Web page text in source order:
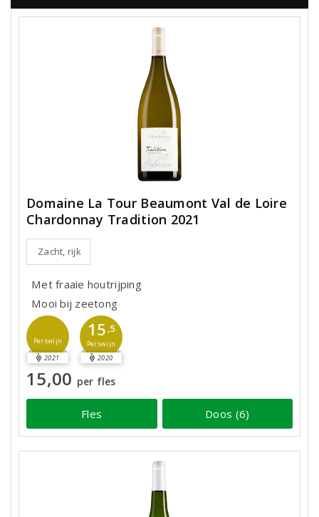
Domaine La Tour Beaumont Val de Loire
Chardonnay Tradition 2021
Zacht, rijk
Met fraaie houtrijping
Mooi bij zeetong
Perswijn
2021
15 ,5
Perswijn
2020
15,00 per fles
Fles Doos (6)